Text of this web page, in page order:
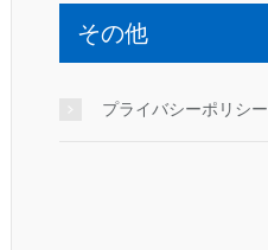
その他
プライバシーポリシー